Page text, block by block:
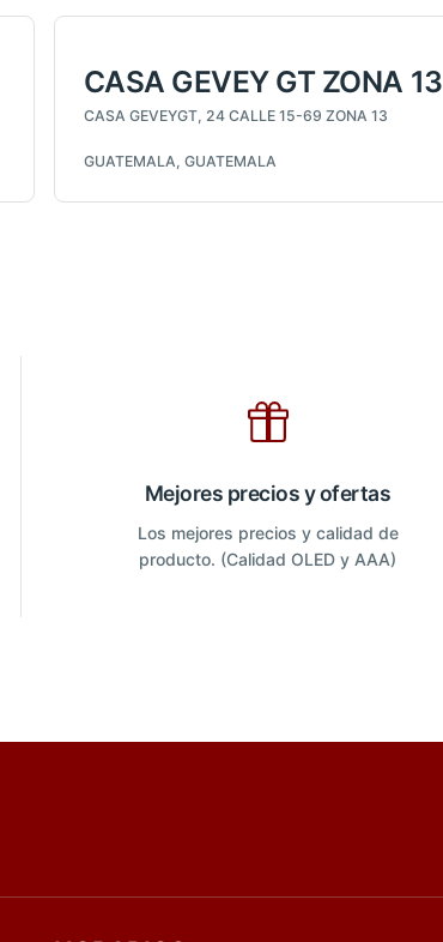
CASA GEVEY GT ZONA 13
CASA GEVEYGT, 24 CALLE 15-69 ZONA 13
GUATEMALA, GUATEMALA
Mejores precios y ofertas
Los mejores precios y calidad de
producto. (Calidad OLED y AAA)